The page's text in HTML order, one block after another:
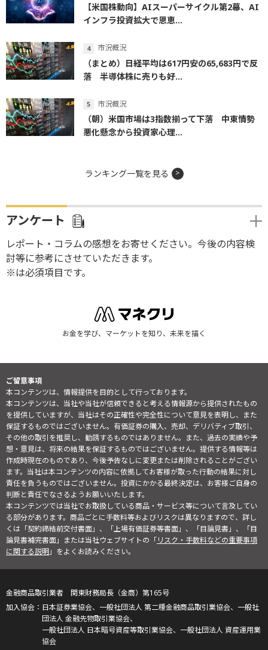
【米国株動向】AIスーパーサイクル第2幕、AI
インフラ投資拡大で恩恵...
市況概況
（まとめ）日経平均は617円安の65,683円で反
落 半導体株に売りも好...
市況概況
（朝）米国市場は3指数揃って下落 中東情勢
悪化懸念から投資家心理...
ランキング一覧を見る
アンケート
レポート・コラムの感想をお寄せください。今後の内容検
討等に参考にさせていただきます。
※は必須項目です。
お金を学び、マーケットを知り、未来を描く
ご留意事項
本コンテンツは、情報提供を目的として行っております。
本コンテンツは、当社や当社が信頼できると考える情報源から提供されたもの
を提供していますが、当社はその正確性や完全性について意見を表明し、また
保証するものではございません。有価証券の購入、売却、デリバティブ取引、
その他の取引を推奨し、勧誘するものではありません。また、過去の実績や予
想・意見は、将来の結果を保証するものではございません。提供する情報等は
作成時現在のものであり、今後予告なしに変更または削除されることがござい
ます。当社は本コンテンツの内容に依拠してお客様が取った行動の結果に対し
責任を負うものではございません。投資にかかる最終決定は、お客様ご自身の
判断と責任でなさるようお願いいたします。
本コンテンツでは当社でお取扱している商品・サービス等について言及してい
る部分があります。商品ごとに手数料等およびリスクは異なりますので、詳し
くは「契約締結前交付書面」、「上場有価証券等書面」、「目論見書」、「目
論見書補完書面」または当社ウェブサイトの「リスク・手数料などの重要事項
に関する説明」をよくお読みください。
金融商品取引業者 関東財務局長（金商）第165号
日本証券業協会、一般社団法人 第二種金融商品取引業協会、一般社
団法人 金融先物取引業協会、
一般社団法人 日本暗号資産等取引業協会、一般社団法人 資産運用業
協会